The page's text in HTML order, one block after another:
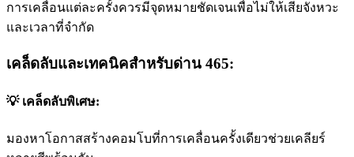
การเคลื่อนแต่ละครั้งควรมีจุดหมายชัดเจนเพื่อไม่ให้เสียจังหวะ
และเวลาที่จำกัด
เคล็ดลับและเทคนิคสำหรับด่าน 465:
💡 เคล็ดลับพิเศษ:
มองหาโอกาสสร้างคอมโบที่การเคลื่อนครั้งเดียวช่วยเคลียร์